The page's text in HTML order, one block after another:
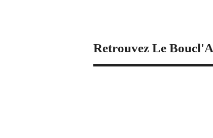
Retrouvez Le